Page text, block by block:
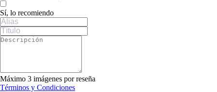
Sí, lo recomiendo
Máximo 3 imágenes por reseña
Términos y Condiciones